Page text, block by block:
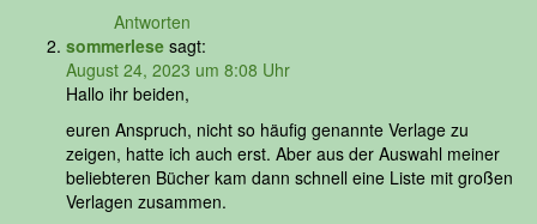
Antworten
sommerlese sagt:
August 24, 2023 um 8:08 Uhr
Hallo ihr beiden,
euren Anspruch, nicht so häufig genannte Verlage zu
zeigen, hatte ich auch erst. Aber aus der Auswahl meiner
beliebteren Bücher kam dann schnell eine Liste mit großen
Verlagen zusammen.